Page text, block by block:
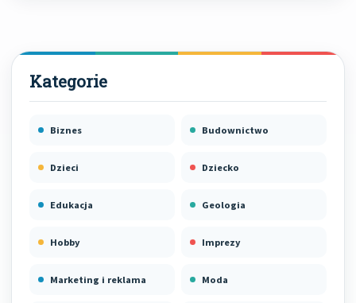
Biznes Budownictwo
Dzieci Dziecko
Edukacja Geologia
Hobby Imprezy
Marketing i reklama Moda